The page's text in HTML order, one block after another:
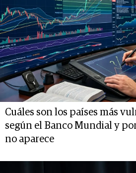
Cuáles son los países más
según el Banco Mundial y
no aparece